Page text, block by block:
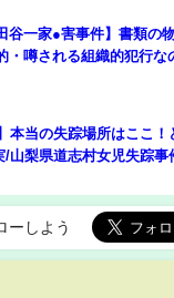
谷一家●害事件】書類の
・噂される組織的犯行な
本当の失踪場所はここ！
/山梨県道志村女児失踪事
ーしよう